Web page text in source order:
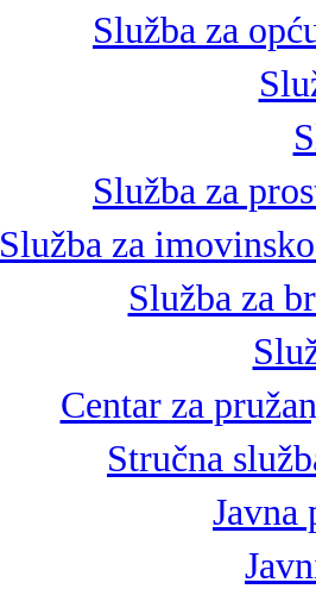
Služba za
Služba za
Služba za
Služba za
Centar za
Stručna
Javna